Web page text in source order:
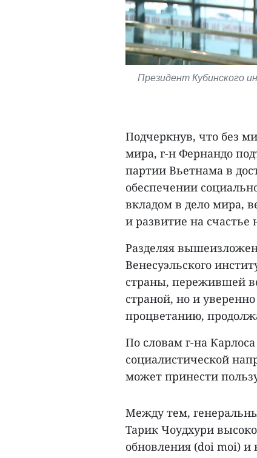
Президент Кубинского
Подчеркнув, что без
мира, г-н Фернандо
партии Вьетнама в
обеспечении
вкладом в дело мира,
и развитие на счастье
Разделяя
Венесуэльского
страны, пережившей
страной, но и
процветанию,
По словам г-на
социалистической
может принести
Между тем,
Тарик Чоудхури
обновления (doi moi)